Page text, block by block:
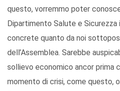
questo, vorremmo poter
Dipartimento Salute e
concrete quanto da noi
dell’Assemblea. Sarebbe
sollievo economico ancor prima
momento di crisi, come questo,